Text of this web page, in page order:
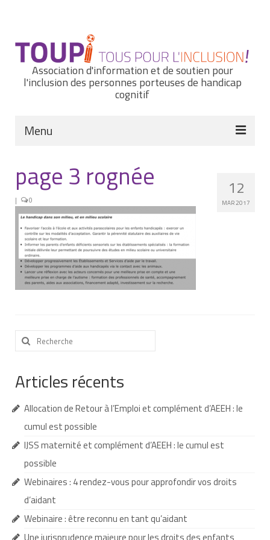
Association d'information et de soutien pour
l'inclusion des personnes porteuses de handicap
cognitif
Menu
Nous connaître
Notre histoire
Nos missions et nos valeurs
Notre équipe
Nous contacter
Nos livres
Soins bucco-dentaires
Les troubles sensoriels
Aide aux démarches
Dossier MDPH
Projet de vie
Taux de handicap et carte d’invalidité
12
MAR 2017
page 3 rognée
| 0
Rechercher
:
Articles récents
Allocation de Retour à l’Emploi et complément d’AEEH : le
cumul est possible
IJSS maternité et complément d’AEEH : le cumul est
possible
Webinaires : 4 rendez-vous pour approfondir vos droits
d’aidant
Webinaire : être reconnu en tant qu’aidant